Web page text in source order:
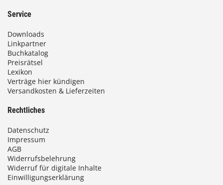
Service
Downloads
Linkpartner
Buchkatalog
Preisrätsel
Lexikon
Verträge hier kündigen
Versandkosten & Lieferzeiten
Rechtliches
Datenschutz
Impressum
AGB
Widerrufsbelehrung
Widerruf für digitale Inhalte
Einwilligungserklärung